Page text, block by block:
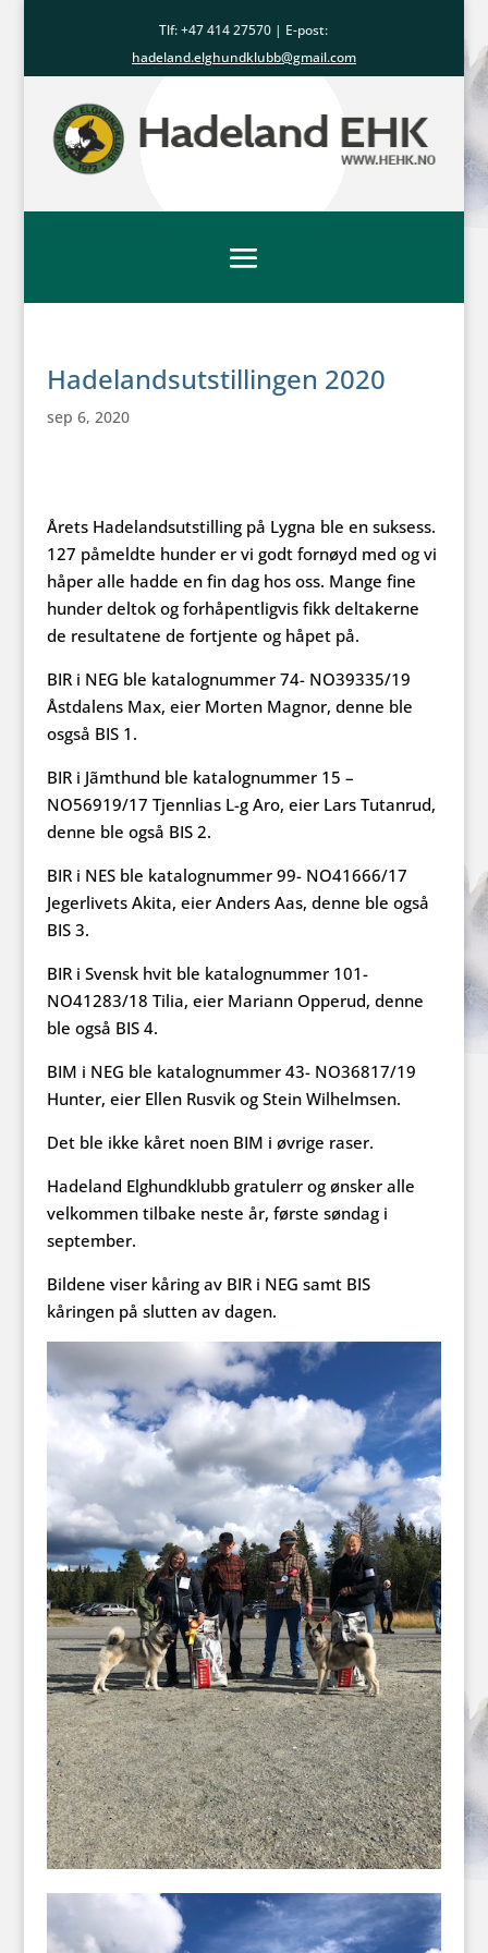
Tlf: +47414 27570 | E-post:
hadeland.elghundklubb@gmail.com
Hadelandsutstillingen 2020
sep 6, 2020
Årets Hadelandsutstilling på Lygna ble en suksess.
127 påmeldte hunder er vi godt fornøyd med og vi
håper alle hadde en fin dag hos oss. Mange fine
hunder deltok og forhåpentligvis fikk deltakerne
de resultatene de fortjente og håpet på.
BIR i NEG ble katalognummer 74- NO39335/19
Åstdalens Max, eier Morten Magnor, denne ble
osgså BIS 1.
BIR i Jãmthund ble katalognummer 15 –
NO56919/17 Tjennlias L-g Aro, eier Lars Tutanrud,
denne ble også BIS 2.
BIR i NES ble katalognummer 99- NO41666/17
Jegerlivets Akita, eier Anders Aas, denne ble også
BIS 3.
BIR i Svensk hvit ble katalognummer 101-
NO41283/18 Tilia, eier Mariann Opperud, denne
ble også BIS 4.
BIM i NEG ble katalognummer 43- NO36817/19
Hunter, eier Ellen Rusvik og Stein Wilhelmsen.
Det ble ikke kåret noen BIM i øvrige raser.
Hadeland Elghundklubb gratulerr og ønsker alle
velkommen tilbake neste år, første søndag i
september.
Bildene viser kåring av BIR i NEG samt BIS
kåringen på slutten av dagen.